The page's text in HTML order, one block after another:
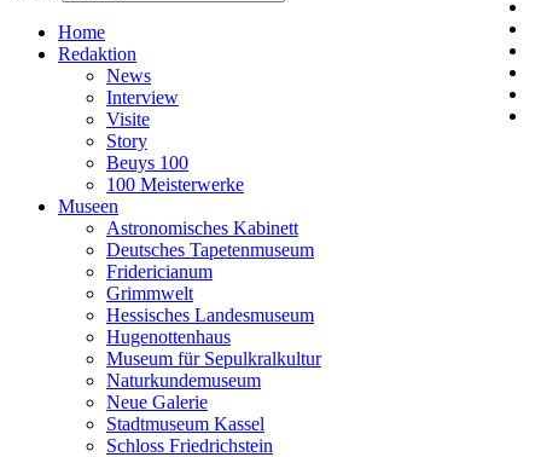
Home
Redaktion
News
Interview
Visite
Story
Beuys 100
100 Meisterwerke
Museen
Astronomisches Kabinett
Deutsches Tapetenmuseum
Fridericianum
Grimmwelt
Hessisches Landesmuseum
Hugenottenhaus
Museum für Sepulkralkultur
Naturkundemuseum
Neue Galerie
Stadtmuseum Kassel
Schloss Friedrichstein